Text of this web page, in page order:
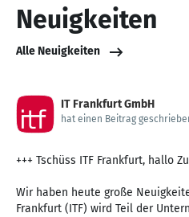
Neuigkeiten
Alle Neuigkeiten
IT Frankfurt GmbH
hat einen Beitrag
+++ Tschüss ITF Frankfurt, hallo
Wir haben heute große
Frankfurt (ITF) wird Teil der